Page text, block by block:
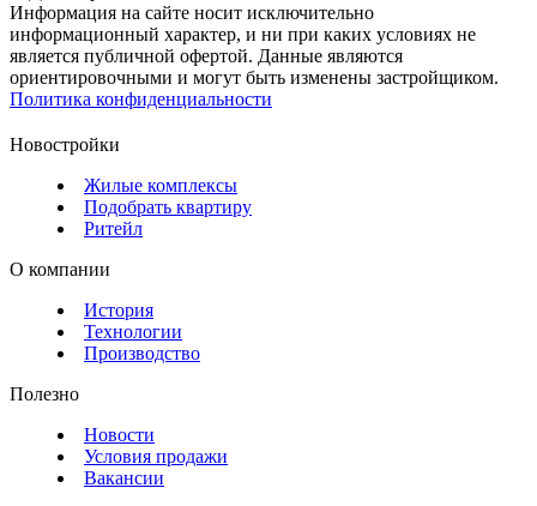
Информация на сайте носит исключительно
информационный характер, и ни при каких условиях не
является публичной офертой. Данные являются
ориентировочными и могут быть изменены застройщиком.
Политика конфиденциальности
Новостройки
Жилые комплексы
Подобрать квартиру
Ритейл
О компании
История
Технологии
Производство
Полезно
Новости
Условия продажи
Вакансии